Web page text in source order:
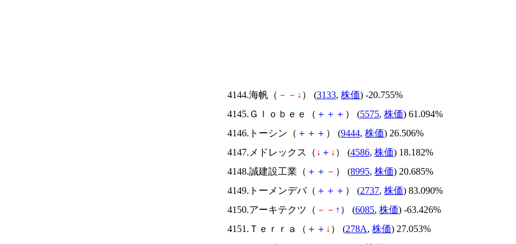
4144.海帆（ － － ↓ ） (3133, 株価) -20.755%
4145.Ｇｌｏｂｅｅ（ ＋ ＋ ＋ ） (5575, 株価) 61.094%
4146.トーシン（ ＋ ＋ ＋ ） (9444, 株価) 26.506%
4147.メドレックス（ ↓ ＋ ↓ ） (4586, 株価) 18.182%
4148.誠建設工業（ ＋ ＋ － ） (8995, 株価) 20.685%
4149.トーメンデバ（ ＋ ＋ ＋ ） (2737, 株価) 83.090%
4150.アーキテクツ（ － － ↑ ） (6085, 株価) -63.426%
4151.Ｔｅｒｒａ（ ＋ ＋ ↓ ） (278A, 株価) 27.053%